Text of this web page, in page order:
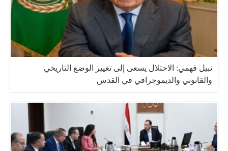
نبيل فهمي: الاحتلال يسعى إلى تغيير الوضع التاريخي
والقانوني والديموجرافي في القدس